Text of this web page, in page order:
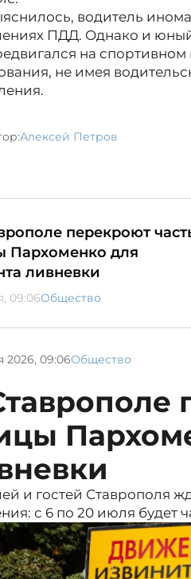
водитель
ПДД. Однако и
на
не имея
Алексей Петров
перекроют
Пархоменко для
ливневки
09:06Общество
2026, 09:06Общество
и гостей Ставрополя
с 6 по 20 июля будет